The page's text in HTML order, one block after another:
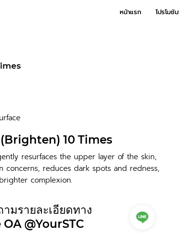
หน้าแรก โปรโมชัน
10 Times
resurfaces the upper layer of the skin,
concerns, reduces dark spots and redness,
complexion.
มรายละเอียดทาง
@YourSTC